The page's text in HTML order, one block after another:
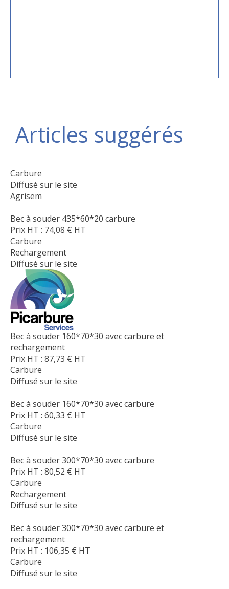
Articles suggérés
Carbure
Diffusé sur le site
Agrisem
Bec à souder 435*60*20 carbure
Prix HT : 74,08 € HT
Carbure
Rechargement
Diffusé sur le site
Bec à souder 160*70*30 avec carbure et
rechargement
Prix HT : 87,73 € HT
Carbure
Diffusé sur le site
Bec à souder 160*70*30 avec carbure
Prix HT : 60,33 € HT
Carbure
Diffusé sur le site
Bec à souder 300*70*30 avec carbure
Prix HT : 80,52 € HT
Carbure
Rechargement
Diffusé sur le site
Bec à souder 300*70*30 avec carbure et
rechargement
Prix HT : 106,35 € HT
Carbure
Diffusé sur le site